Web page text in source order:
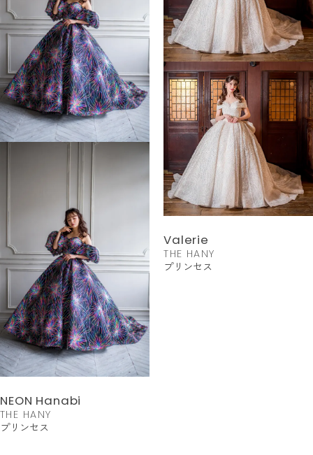
NEON Hanabi
THE HANY
プリンセス
Valerie
THE HANY
プリンセス